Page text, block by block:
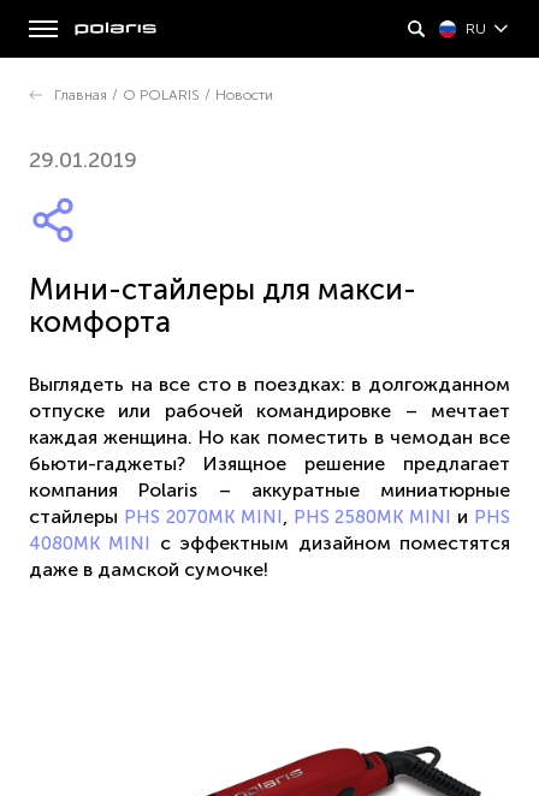
RU
Главная / О POLARIS / Новости
29.01.2019
Мини-стайлеры для макси-
комфорта
Выглядеть на все сто в поездках: в долгожданном
отпуске или рабочей командировке – мечтает
каждая женщина. Но как поместить в чемодан все
бьюти-гаджеты? Изящное решение предлагает
компания Polaris – аккуратные миниатюрные
стайлеры PHS 2070МК MINI, PHS 2580MK MINI и PHS
4080MK MINI
с эффектным дизайном поместятся
даже в дамской сумочке!